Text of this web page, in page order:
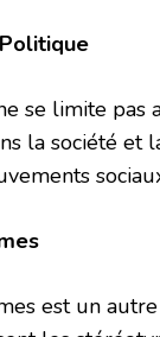
se limite
la société
est un